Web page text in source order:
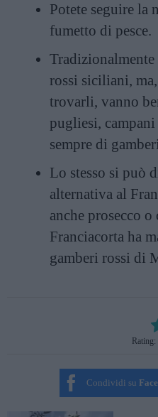
Potete seguire la
fumetto di pesce.
rossi siciliani,
trovarli, vanno
pugliesi,
sempre di
Lo stesso si può
alternativa al
anche prosecco
Franciacorta ha
gamberi rossi di
Rating:
Condividi su